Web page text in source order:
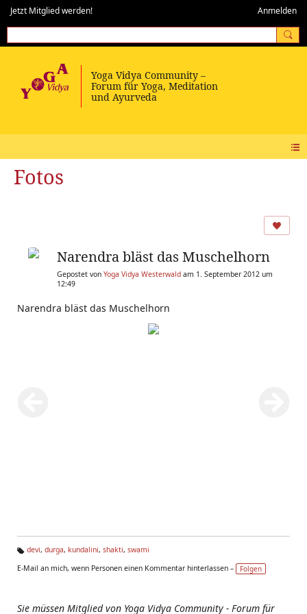
Jetzt Mitglied werden! Anmelden
Fotos
Narendra bläst das Muschelhorn
Gepostet von Yoga Vidya Westerwald am 1. September 2012 um
12:49
Narendra bläst das Muschelhorn
g
devi, durga, kundalini, shakti, swami
E-Mail an mich, wenn Personen einen Kommentar hinterlassen –
Folgen
Sie müssen Mitglied von Yoga Vidya Community - Forum für